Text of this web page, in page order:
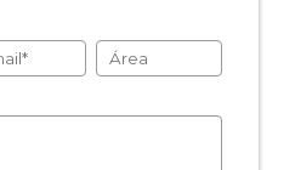
de cliente